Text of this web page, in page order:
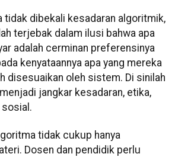
tidak dibekali kesadaran algoritmik,
terjebak dalam ilusi bahwa apa
adalah cerminan preferensinya
kenyataannya apa yang mereka
disesuaikan oleh sistem. Di sinilah
jangkar kesadaran, etika,
sosial.
tidak cukup hanya
Dosen dan pendidik perlu